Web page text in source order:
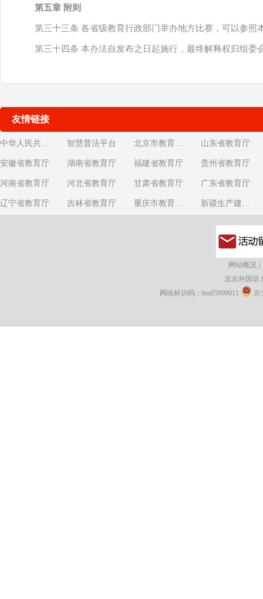
第五章 附则
第三十三条 各省级教育行政部门举办地方比赛，可以参照
第三十四条 本办法自发布之日起施行，最终解释权归组委
友情链接
中华人民共和国教育部 智慧普法平台 北京市教育委员会 山东省教育厅
安徽省教育厅 湖南省教育厅 福建省教育厅 贵州省教育厅
河南省教育厅 河北省教育厅 甘肃省教育厅 广东省教育厅
辽宁省教育厅 吉林省教育厅 重庆市教育委员会 新疆生产建设兵团教育局
网站概况
北京外国语
网络标识码：bm05000011
京